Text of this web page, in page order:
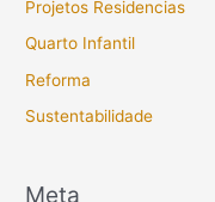
Projetos Residencias
Quarto Infantil
Reforma
Sustentabilidade
Meta